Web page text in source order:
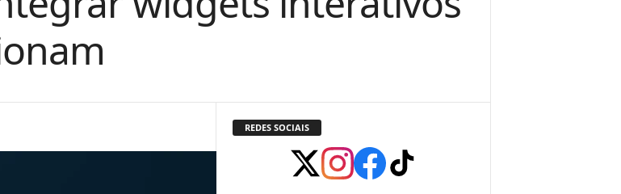
REDES SOCIAIS